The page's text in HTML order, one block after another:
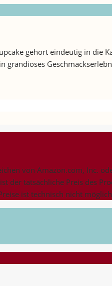
gehört eindeutig in
von Amazon.com, Inc.
der tatsächliche Preis des
ist technisch nicht